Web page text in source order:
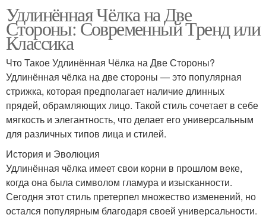
Удлинённая Чёлка на Две
Стороны: Современный Тренд или
Классика
Что Такое Удлинённая Чёлка на Две Стороны?
Удлинённая чёлка на две стороны — это популярная
стрижка, которая предполагает наличие длинных
прядей, обрамляющих лицо. Такой стиль сочетает в себе
мягкость и элегантность, что делает его универсальным
для различных типов лица и стилей.
История и Эволюция
Удлинённая чёлка имеет свои корни в прошлом веке,
когда она была символом гламура и изысканности.
Сегодня этот стиль претерпел множество изменений, но
остался популярным благодаря своей универсальности.